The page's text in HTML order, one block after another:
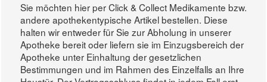
Sie möchten hier per Click & Collect Medikamente bzw.
andere apothekentypische Artikel bestellen. Diese
halten wir entweder für Sie zur Abholung in unserer
Apotheke bereit oder liefern sie im Einzugsbereich der
Apotheke unter Einhaltung der gesetzlichen
Bestimmungen und im Rahmen des Einzelfalls an Ihre